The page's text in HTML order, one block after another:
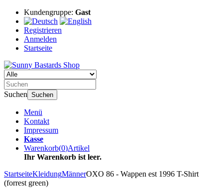
Kundengruppe: Gast
Registrieren
Anmelden
Startseite
Suchen Suchen
Menü
Kontakt
Impressum
Kasse
Warenkorb(0)Artikel
Ihr Warenkorb ist leer.
StartseiteKleidungMännerOXO 86 - Wappen est 1996 T-Shirt
(forrest green)